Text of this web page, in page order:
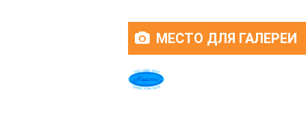
МЕСТО ДЛЯ ГАЛЕРЕИ